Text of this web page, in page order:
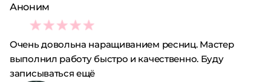
Аноним
5
Очень довольна наращиванием ресниц. Мастер
выполнил работу быстро и качественно. Буду
записываться ещё